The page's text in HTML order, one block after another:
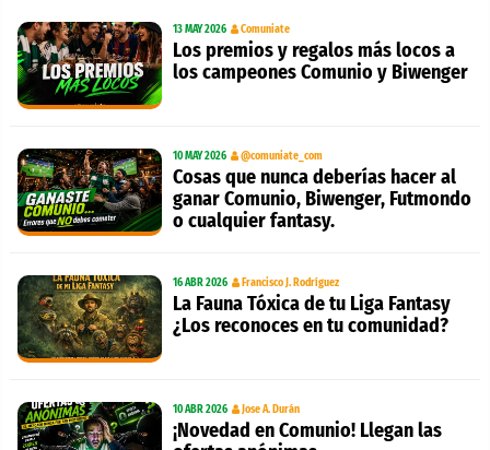
13 MAY 2026 Comuniate
Los premios y regalos más locos a
los campeones Comunio y Biwenger
10 MAY 2026 @comuniate_com
Cosas que nunca deberías hacer al
ganar Comunio, Biwenger, Futmondo
o cualquier fantasy.
16 ABR 2026 Francisco J. Rodríguez
La Fauna Tóxica de tu Liga Fantasy
¿Los reconoces en tu comunidad?
10 ABR 2026 Jose A. Durán
¡Novedad en Comunio! Llegan las